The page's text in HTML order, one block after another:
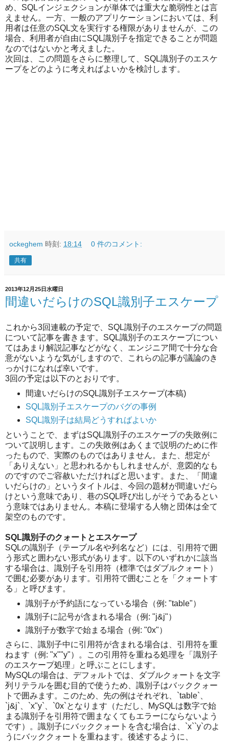
め、SQLインジェクションが単体では重大な脆弱性とは言
えません。一方、一般のアプリケーションにおいては、利
用者は任意のSQL文を実行する権限がありませんが、この
場合、利用者が自由にSQL識別子を指定できることが問題
なのではないかと考えました。
次回は、この問題をさらに整理して、SQL識別子のエスケ
ープをどのように考えればよいかを検討します。
ockeghem 時刻: 18:14 0 件のコメント:
共有
2013年12月25日水曜日
間違いだらけのSQL識別子エスケープ
これから3回連載の予定で、SQL識別子のエスケープの問題
について記事を書きます。SQL識別子のエスケープについ
てはあまり解説記事などがなく、エンジニア間で十分な合
意がないような気がしますので、これらの記事が議論のき
っかけになれば幸いです。
3回の予定は以下のとおりです。
間違いだらけのSQL識別子エスケープ(本稿)
SQL識別子エスケープのバグの事例
SQL識別子は結局どうすればよいか
ということで、まずはSQL識別子のエスケープの失敗例に
ついて説明します。この失敗例はあくまで説明のために作
ったもので、実際のものではありません。また、想定が
「ありえない」と思われるかもしれませんが、意図的なも
のですのでご容赦いただければと思います。また、「間違
いだらけの」というタイトルは、今回の題材が間違いだら
けという意味であり、巷のSQL呼び出しがそうであるとい
う意味ではありません。本稿に登場する人物と団体は全て
架空のものです。
SQL識別子のクォートとエスケープ
SQLの識別子（テーブル名や列名など）には、引用符で囲
う形式と囲わない形式があります。以下のいずれかに該当
する場合は、識別子を引用符（標準ではダブルクォート）
で囲む必要があります。引用符で囲むことを「クォートす
る」と呼びます。
識別子が予約語になっている場合（例: "table"）
識別子に記号が含まれる場合（例: "j&j"）
識別子が数字で始まる場合（例: "0x"）
さらに、識別子中に引用符が含まれる場合は、引用符を重
ねます（例: "x""y"）。この引用符を重ねる処理を「識別子
のエスケープ処理」と呼ぶことにします。
MySQLの場合は、デフォルトでは、ダブルクォートを文字
列リテラルを囲む目的で使うため、識別子はバッククォー
トで囲みます。このため、先の例はそれぞれ、`table`、
`j&j`、`x"y`、`0x`となります（ただし、MySQLは数字で始
まる識別子を引用符で囲まなくてもエラーにならないよう
です）。識別子にバッククォートを含む場合は、`x``y`のよ
うにバッククォートを重ねます。後述するように、